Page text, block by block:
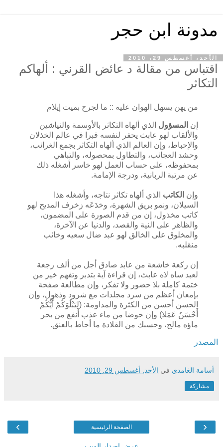
مدونة ابن حجر
الأحد، أغسطس 29، 2010
اقتباس من مقالة د عائض القرني : ألهاكم
التكاثر
من يهن يسهل الهوان عليه :: ما لجرح بميت إيلام
إن المسؤول الذي ألهاه التكاثر بالأوسمة والنياشين
والألقاب لهو عابث يحفر لنفسه قبرا في عالم الخذلان
والإحباط، وإن العالم الذي ألهاه التكاثر بجمع الغرائب،
وحشد العجائب، والتطاول بمحصوله، والتباهي
بمحفوظه، على حساب العمل لهو خاسر أشغله ذلك
عن مرتبة الربانية، ودرجة الإمامة.
وإن الكاتب الذي ألهاه تكاثر نتاجه، وأشغله هذا
السيلان، ونمو بريق الشهرة، وخدَعَه زخرف المديح لهو
كاتب مخذول، إن من قدم الصورة على المضمون،
والظاهر على النية والقصد، والدنيا عن الآخرة،
والمخلوق على الخالق لهو عبد ضال سعيه وخائب
منقلبه.
إن ركعة خاشعة من عابد صادق أجل من ألف رجعة
لعبد ساه لاه عابث، إن قراءة آية بتدبر وتفهم خير من
ختمة كاملة بلا حضور ولا تفكر، وإن مطالعة صفحة
بإمعان أعظم من سرد مجلدات مع شرود وذهول، وإن
الحسن أحسن من الكثرة والمداومة: (لِيَبْلُوَكُمْ أَيُّكُمْ
أَحْسَنُ عَمَلا) وإن حوضا من ماء عذب أنفع من بحر
ماؤه مالح، وحسبك من القلادة ما أحاط بالعنق.
المصدر
أسامة الغامدي في الأحد, أغسطس 29, 2010
مشاركة
‹
› الصفحة الرئيسية